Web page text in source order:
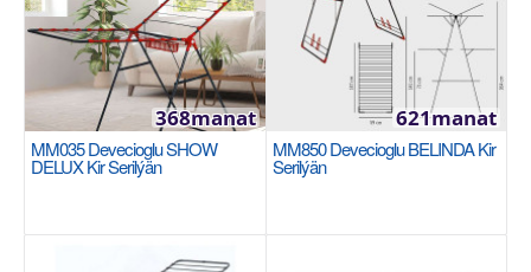
MM035 Devecioglu SHOW DELUX Kir serilýän
çamaşır kurutma kapasitesi Nano teknolojisi uy..
MM035 Devecioglu SHOW
DELUX Kir Serilýän
368manat
MM850 Devecioglu BELINDA Kir
Serilýän
621manat